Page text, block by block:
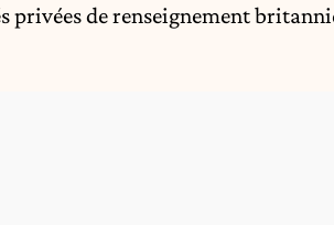
privées de renseignement